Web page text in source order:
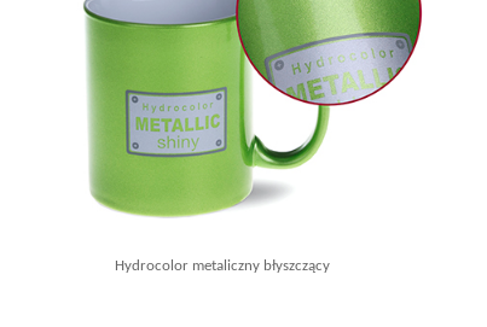
Hydrocolor metaliczny błyszczący